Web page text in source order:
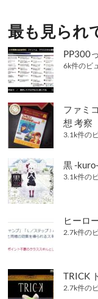
シ
ョ
ン
最も見られ
PP300
6k件のビ
ファミ
想 考察
3.1k件の
黒 -
3.1k件の
ヒーロ
2.7k件の
TRICK
2.7k件の